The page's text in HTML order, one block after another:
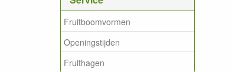
Fruitboomvormen
Openingstijden
Fruithagen